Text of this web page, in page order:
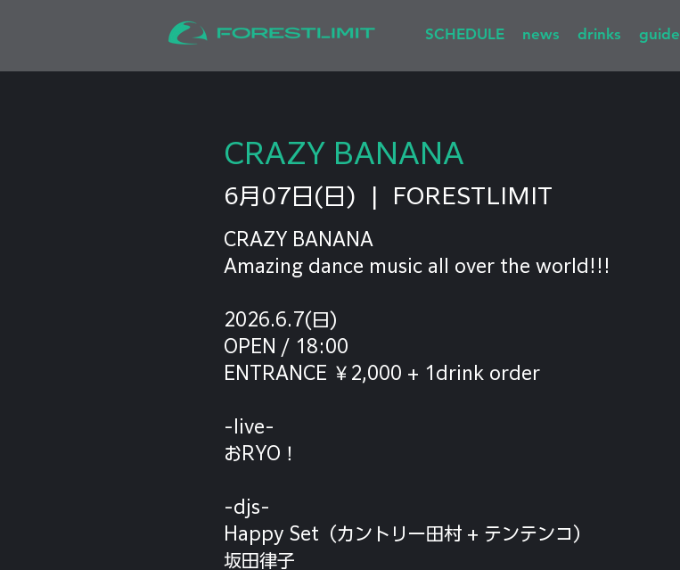
SCHEDULE news drinks guide
CRAZY BANANA
6月07日(日) FORESTLIMIT
CRAZY BANANA
Amazing dance music all over the world!!!
2026.6.7(日)
OPEN / 18:00
ENTRANCE ￥2,000 + 1drink order
-live-
おRYO！
-djs-
Happy Set（カントリー田村 + テンテンコ）
坂田律子